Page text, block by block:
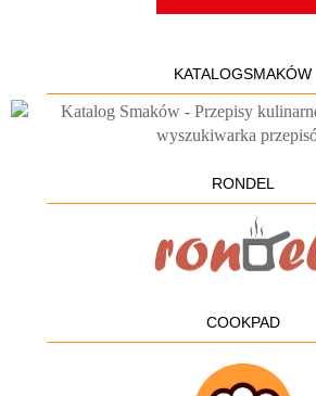
KATALOGSMAKÓW
RONDEL
COOKPAD